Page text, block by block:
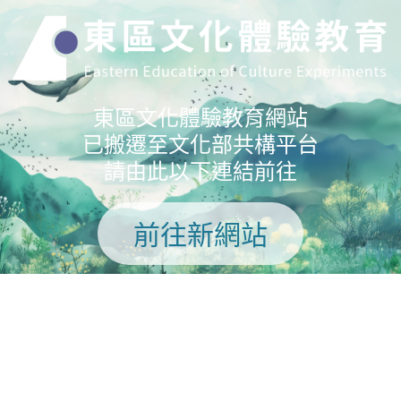
東區文化體驗教育網站
已搬遷至文化部共構平台
請由此以下連結前往
前往新網站